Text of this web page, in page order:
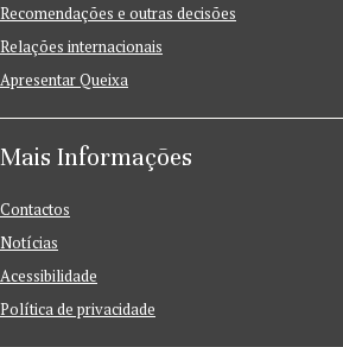
Recomendações e outras decisões
Relações internacionais
Apresentar Queixa
Mais Informações
Contactos
Notícias
Acessibilidade
Política de privacidade